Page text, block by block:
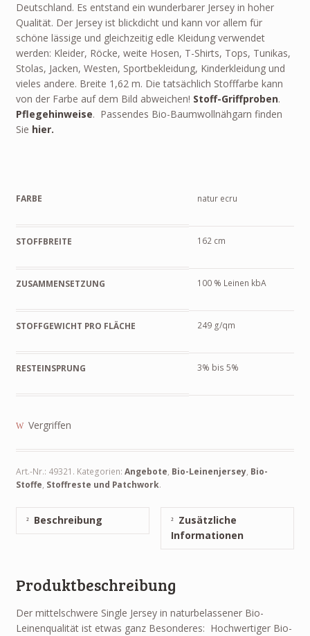
Deutschland. Es entstand ein wunderbarer Jersey in hoher
Qualität. Der Jersey ist blickdicht und kann vor allem für
schöne lässige und gleichzeitig edle Kleidung verwendet
werden: Kleider, Röcke, weite Hosen, T-Shirts, Tops, Tunikas,
Stolas, Jacken, Westen, Sportbekleidung, Kinderkleidung und
vieles andere. Breite 1,62 m. Die tatsächlich Stofffarbe kann
von der Farbe auf dem Bild abweichen! Stoff-Griffproben.
Pflegehinweise. Passendes Bio-Baumwollnähgarn finden
Sie hier.
FARBE natur ecru
STOFFBREITE 162 cm
ZUSAMMENSETZUNG 100 % Leinen kbA
STOFFGEWICHT PRO FLÄCHE 249 g/qm
RESTEINSPRUNG 3% bis 5%
Vergriffen
Art.-Nr.: 49321 . Kategorien: Angebote, Bio-Leinenjersey, Bio-
Stoffe, Stoffreste und Patchwork.
Beschreibung
Zusätzliche
Informationen
Produktbeschreibung
Der mittelschwere Single Jersey in naturbelassener Bio-
Leinenqualität ist etwas ganz Besonderes: Hochwertiger Bio-